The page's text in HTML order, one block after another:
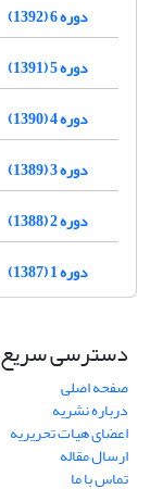
دوره 6 (1392)
دوره 5 (1391)
دوره 4 (1390)
دوره 3 (1389)
دوره 2 (1388)
دوره 1 (1387)
دسترسی سریع
صفحه اصلی
درباره نشریه
اعضای هیات تحریریه
ارسال مقاله
تماس با ما